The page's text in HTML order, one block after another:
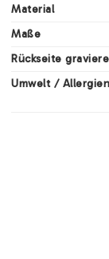
Material
Maße
Rückseite
Umwelt / Allergien